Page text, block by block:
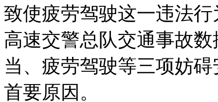
致使疲劳驾驶这一违法
高速交警总队交通事故
当、疲劳驾驶等三项妨
首要原因。